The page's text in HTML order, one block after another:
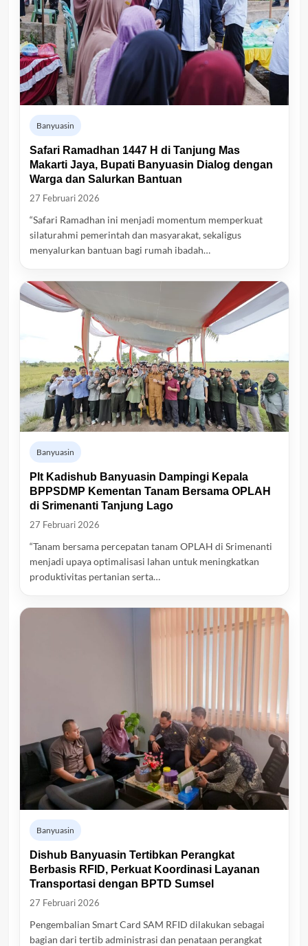
Banyuasin
Safari Ramadhan 1447 H di Tanjung Mas
Makarti Jaya, Bupati Banyuasin Dialog dengan
Warga dan Salurkan Bantuan
27 Februari 2026
“Safari Ramadhan ini menjadi momentum memperkuat
silaturahmi pemerintah dan masyarakat, sekaligus
menyalurkan bantuan bagi rumah ibadah…
Banyuasin
Plt Kadishub Banyuasin Dampingi Kepala
BPPSDMP Kementan Tanam Bersama OPLAH
di Srimenanti Tanjung Lago
27 Februari 2026
“Tanam bersama percepatan tanam OPLAH di Srimenanti
menjadi upaya optimalisasi lahan untuk meningkatkan
produktivitas pertanian serta…
Banyuasin
Dishub Banyuasin Tertibkan Perangkat
Berbasis RFID, Perkuat Koordinasi Layanan
Transportasi dengan BPTD Sumsel
27 Februari 2026
Pengembalian Smart Card SAM RFID dilakukan sebagai
bagian dari tertib administrasi dan penataan perangkat